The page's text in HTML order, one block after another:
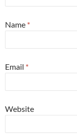
Name *
Email *
Website